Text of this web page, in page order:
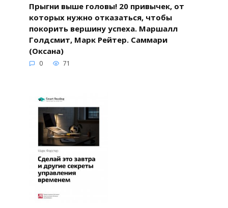
Прыгни выше головы! 20 привычек, от
которых нужно отказаться, чтобы
покорить вершину успеха. Маршалл
Голдсмит, Марк Рейтер. Саммари
(Оксана)
0 71